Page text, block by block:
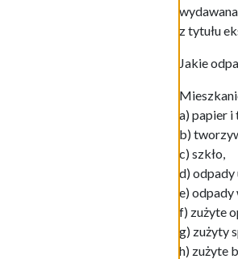
z tytułu
Jakie
a) papier
b)
c) szkło,
d)
e)
f) zużyte
g) zużyty
h) zużyte